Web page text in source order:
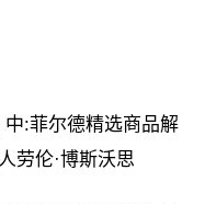
:菲尔德精选商品解
劳伦·博斯沃思